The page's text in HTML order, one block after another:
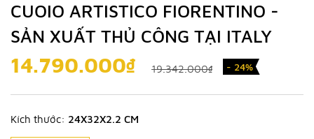
CUOIO ARTISTICO FIORENTINO -
SẢN XUẤT THỦ CÔNG TẠI ITALY
14.790.000₫ 19.342.000₫ - 24%
Kích thước: 24X32X2.2 CM